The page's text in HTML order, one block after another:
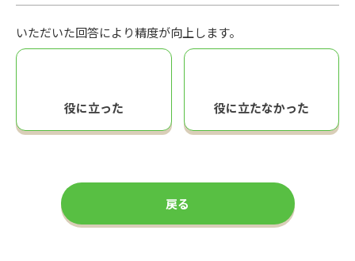
いただいた回答により精度が向上します。
役に立った 役に立たなかった
戻る